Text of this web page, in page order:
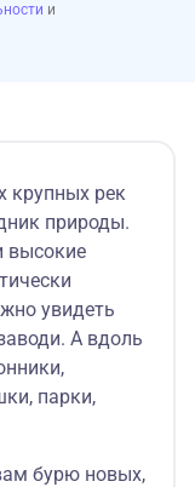
и
крупных рек
природы.
высокие
увидеть
А вдоль
парки,
бурю новых,